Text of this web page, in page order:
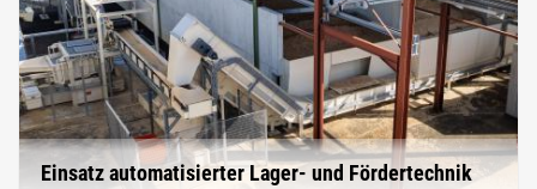
Einsatz automatisierter Lager- und Fördertechnik